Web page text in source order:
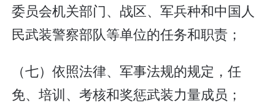
委员会机关部门、战区、军兵种和中国人
民武装警察部队等单位的任务和职责；
（七）依照法律、军事法规的规定，任
免、培训、考核和奖惩武装力量成员；